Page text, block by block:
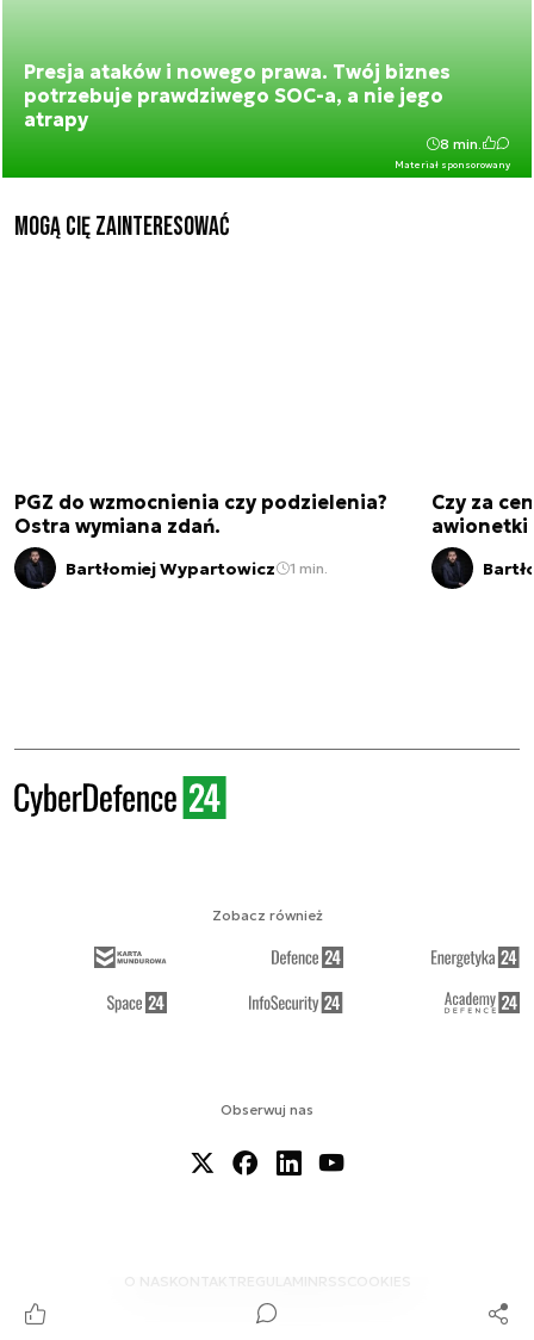
Presja ataków i nowego prawa. Twój biznes
potrzebuje prawdziwego SOC-a, a nie jego
atrapy
Materiał sponsorowany
8 min.
Mogą Cię zainteresować
PGZ do wzmocnienia czy podzielenia?
Ostra wymiana zdań.
Bartłomiej Wypartowicz 1 min.
Czy za
awionetki
Obserwuj nas
O NAS KONTAKTREGULAMINRSS COOKIES
Zobacz również